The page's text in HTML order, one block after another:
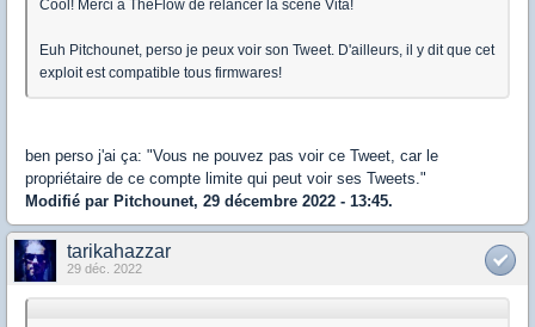
Cool! Merci à TheFlow de relancer la scène Vita!
Euh Pitchounet, perso je peux voir son Tweet. D'ailleurs, il y dit que cet
exploit est compatible tous firmwares!
ben perso j'ai ça: "Vous ne pouvez pas voir ce Tweet, car le
propriétaire de ce compte limite qui peut voir ses Tweets."
Modifié par Pitchounet, 29 décembre 2022 - 13:45.
tarikahazzar
29 déc. 2022